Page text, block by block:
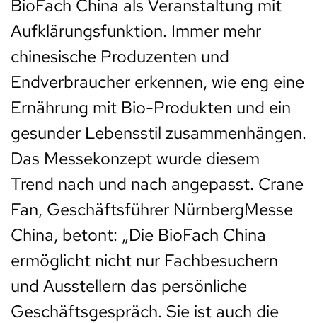
BioFach China als Veranstaltung mit
Aufklärungsfunktion. Immer mehr
chinesische Produzenten und
Endverbraucher erkennen, wie eng eine
Ernährung mit Bio-Produkten und ein
gesunder Lebensstil zusammenhängen.
Das Messekonzept wurde diesem
Trend nach und nach angepasst. Crane
Fan, Geschäftsführer NürnbergMesse
China, betont: „Die BioFach China
ermöglicht nicht nur Fachbesuchern
und Ausstellern das persönliche
Geschäftsgespräch. Sie ist auch die